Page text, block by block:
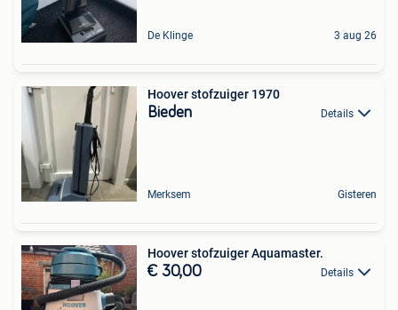
De Klinge 3 aug 26
Hoover stofzuiger 1970
Bieden Details
Merksem Gisteren
Hoover stofzuiger Aquamaster.
€ 30,00 Details